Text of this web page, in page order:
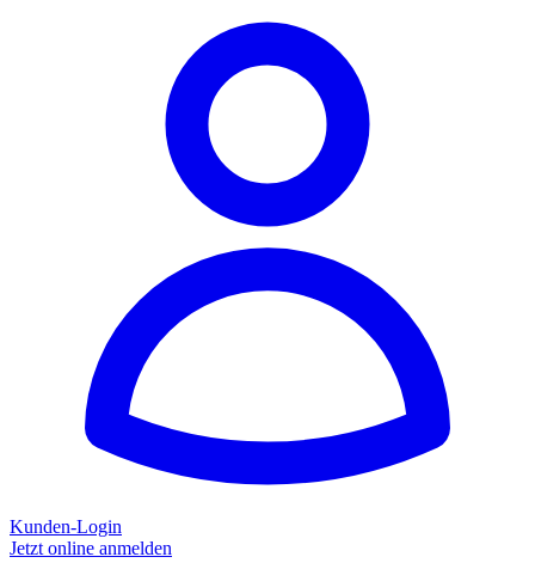
Kunden-Login
Jetzt online anmelden